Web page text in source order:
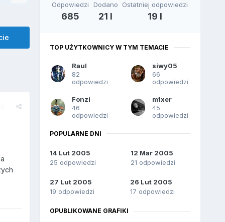
Odpowiedzi
685
Dodano
21 l
Ostatniej odpowiedzi
19 l
TOP UŻYTKOWNICY W TYM TEMACIE
Raul
82
odpowiedzi
siwy05
66
odpowiedzi
Fonzi
46
odpowiedzi
m1xer
45
odpowiedzi
POPULARNE DNI
14 Lut 2005
25 odpowiedzi
12 Mar 2005
21 odpowiedzi
27 Lut 2005
19 odpowiedzi
26 Lut 2005
17 odpowiedzi
OPUBLIKOWANE GRAFIKI